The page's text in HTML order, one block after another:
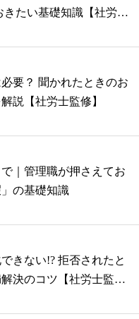
きたい基礎知識【社労士
要？ 聞かれたときのお
説【社労士監修】
｜管理職が押さえてお
の基礎知識
きない!? 拒否されたと
決のコツ【社労士監